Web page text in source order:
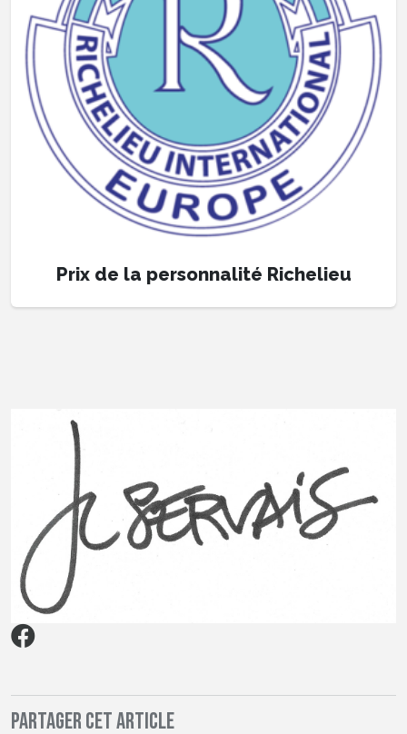
Prix de la personnalité Richelieu
Partager cet article